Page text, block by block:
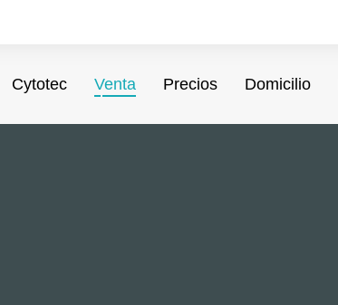
Cytotec Venta Precios Domicilio